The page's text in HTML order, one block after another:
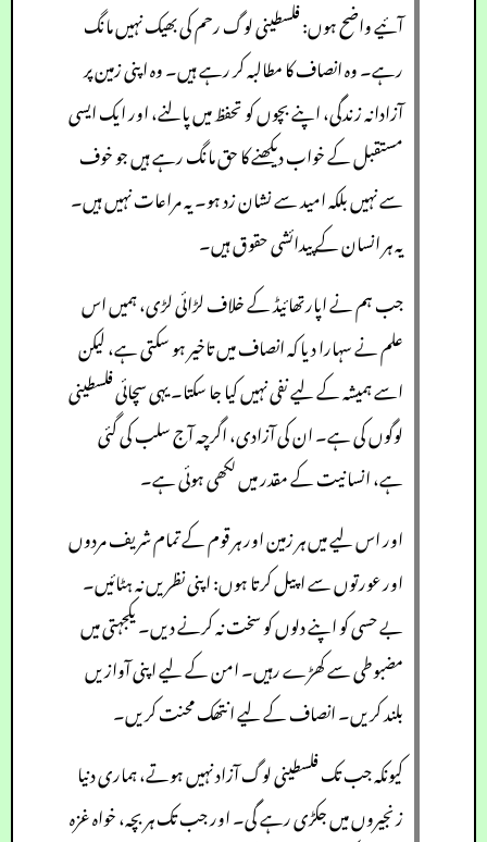
آئیے واضح ہوں: فلسطینی لوگ رحم کی بھیک نہیں مانگ
رہے۔ وہ انصاف کا مطالبہ کر رہے ہیں۔ وہ اپنی زمین پر
آزادانہ زندگی، اپنے بچوں کو تحفظ میں پالنے، اور ایک ایسی
مستقبل کے خواب دیکھنے کا حق مانگ رہے ہیں جو خوف
سے نہیں بلکہ امید سے نشان زد ہو۔ یہ مراعات نہیں ہیں۔
یہ ہر انسان کے پیدائشی حقوق ہیں۔
جب ہم نے اپارتھائیڈ کے خلاف لڑائی لڑی، ہمیں اس
علم نے سہارا دیا کہ انصاف میں تاخیر ہو سکتی ہے، لیکن
اسے ہمیشہ کے لیے نفی نہیں کیا جا سکتا۔ یہی سچائی فلسطینی
لوگوں کی ہے۔ ان کی آزادی، اگرچہ آج سلب کی گئی
ہے، انسانیت کے مقدر میں لکھی ہوئی ہے۔
اور اس لیے میں ہر زمین اور ہر قوم کے تمام شریف مردوں
اور عورتوں سے اپیل کرتا ہوں: اپنی نظریں نہ ہٹائیں۔
بے حسی کو اپنے دلوں کو سخت نہ کرنے دیں۔ یکجہتی میں
مضبوطی سے کھڑے رہیں۔ امن کے لیے اپنی آوازیں
بلند کریں۔ انصاف کے لیے انتھک محنت کریں۔
کیونکہ جب تک فلسطینی لوگ آزاد نہیں ہوتے، ہماری دنیا
زنجیروں میں جکڑی رہے گی۔ اور جب تک ہر بچہ، خواہ غزہ